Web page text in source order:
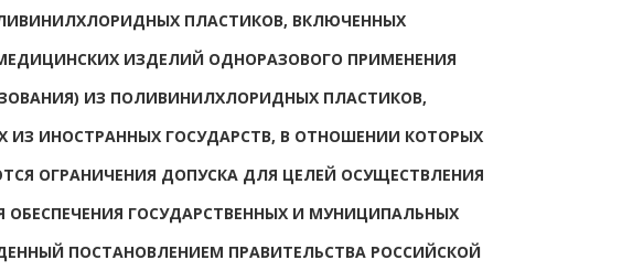
ПЛАСТИКОВ, ВКЛЮЧЕННЫХ
ИЗДЕЛИЙ ОДНОРАЗОВОГО ПРИМЕНЕНИЯ
ИЗ ПОЛИВИНИЛХЛОРИДНЫХ ПЛАСТИКОВ,
ИЗ ИНОСТРАННЫХ ГОСУДАРСТВ, В ОТНОШЕНИИ КОТОРЫХ
ОГРАНИЧЕНИЯ ДОПУСКА ДЛЯ ЦЕЛЕЙ ОСУЩЕСТВЛЕНИЯ
ОБЕСПЕЧЕНИЯ ГОСУДАРСТВЕННЫХ И МУНИЦИПАЛЬНЫХ
ПОСТАНОВЛЕНИЕМ ПРАВИТЕЛЬСТВА РОССИЙСКОЙ